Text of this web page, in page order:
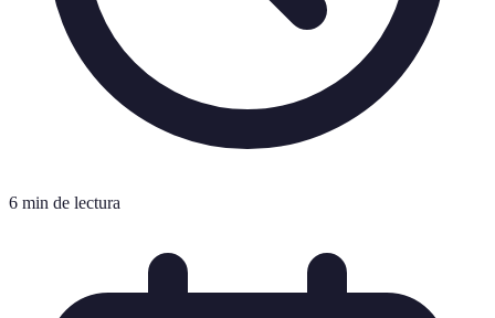
6 min de lectura